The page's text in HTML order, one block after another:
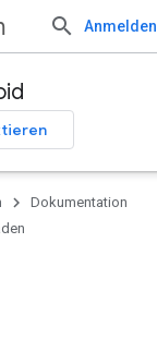
Anmelden
Dokumentation